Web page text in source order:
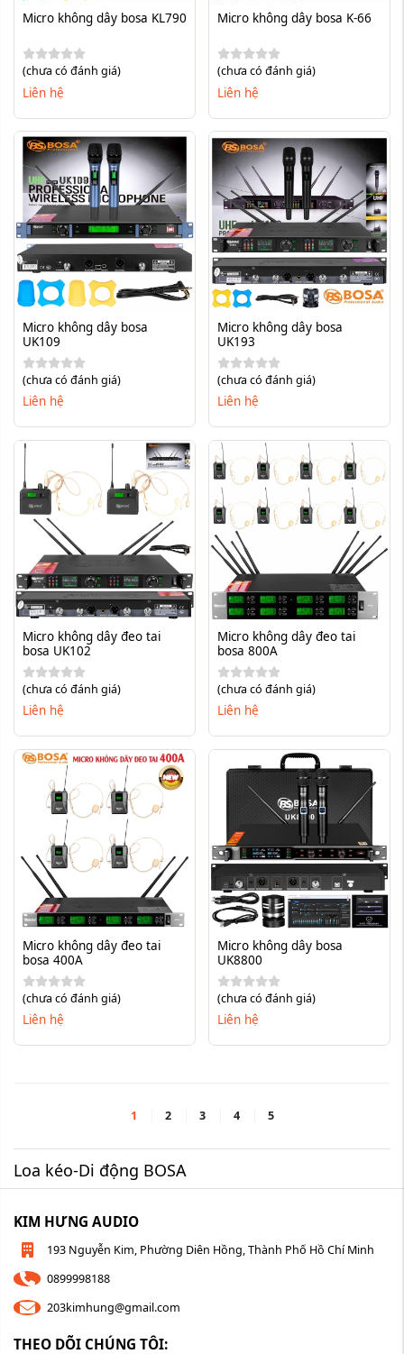
Micro không dây bosa KL790
(chưa có đánh giá)
Liên hệ
Micro không dây bosa K-66
(chưa có đánh giá)
Liên hệ
Micro không dây bosa
UK109
(chưa có đánh giá)
Liên hệ
Micro không dây bosa
UK193
(chưa có đánh giá)
Liên hệ
Micro không dây đeo tai
bosa UK102
(chưa có đánh giá)
Liên hệ
Micro không dây đeo tai
bosa 800A
(chưa có đánh giá)
Liên hệ
Micro không dây đeo tai
bosa 400A
(chưa có đánh giá)
Liên hệ
Micro không dây bosa
UK8800
(chưa có đánh giá)
Liên hệ
1 2 3 4 5
Loa kéo-Di động BOSA
KIM HƯNG AUDIO
193 Nguyễn Kim, Phường Diên Hồng, Thành Phố Hồ Chí Minh
0899998188
203kimhung@gmail.com
THEO DÕI CHÚNG TÔI: